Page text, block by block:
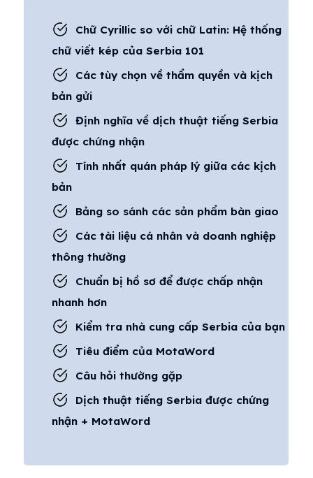
Chữ Cyrillic so với chữ Latin: Hệ thống
chữ viết kép của Serbia 101
Các tùy chọn về thẩm quyền và kịch
bản gửi
Định nghĩa về dịch thuật tiếng Serbia
được chứng nhận
Tính nhất quán pháp lý giữa các kịch
bản
Bảng so sánh các sản phẩm bàn giao
Các tài liệu cá nhân và doanh nghiệp
thông thường
Chuẩn bị hồ sơ để được chấp nhận
nhanh hơn
Kiểm tra nhà cung cấp Serbia của bạn
Tiêu điểm của MotaWord
Câu hỏi thường gặp
Dịch thuật tiếng Serbia được chứng
nhận + MotaWord